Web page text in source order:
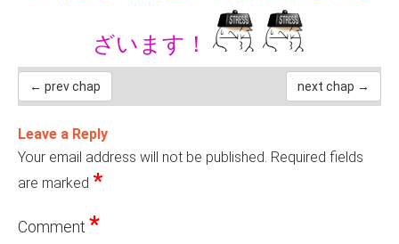
ざいます！
← prev chap next chap →
Leave a Reply
Your email address will not be published. Required fields
are marked *
Comment *